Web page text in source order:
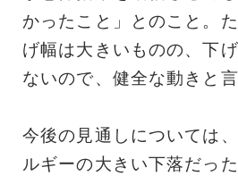
かったこと」とのこと。
げ幅は大きいものの、下
ないので、健全な動きと
今後の見通しについては
ルギーの大きい下落だっ